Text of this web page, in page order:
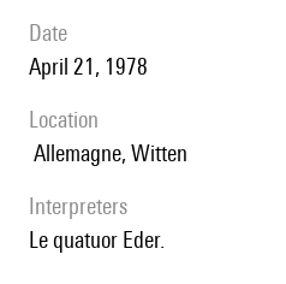
date
April 21, 1978
location
Allemagne, Witten
interpreters
le quatuor Eder.